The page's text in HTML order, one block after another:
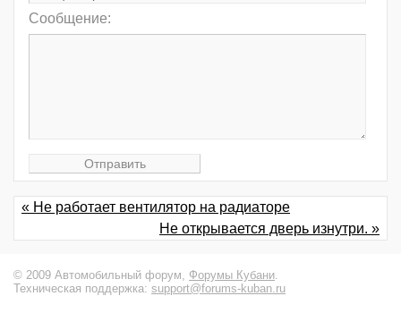
Сообщение:
« Не работает вентилятор на радиаторе
Не открывается дверь изнутри. »
© 2009 Автомобильный форум, Форумы Кубани.
Техническая поддержка: support@forums-kuban.ru